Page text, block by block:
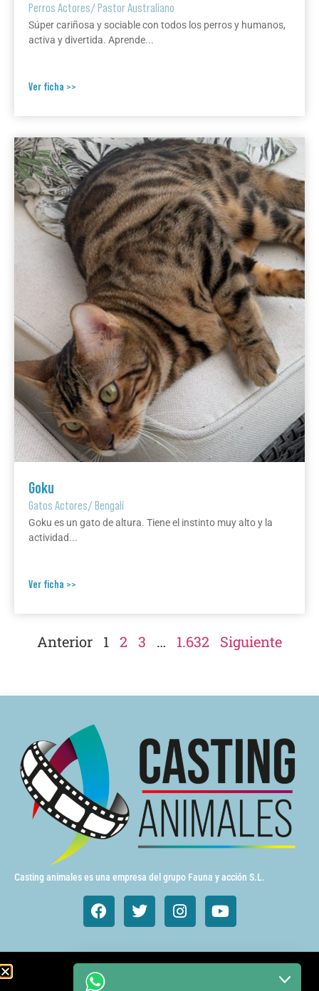
Perros Actores/Pastor Australiano
Súper cariñosa y sociable con todos los perros y humanos,
activa y divertida. Aprende...
Ver ficha >>
Goku
Gatos Actores/Bengalí
Goku es un gato de altura. Tiene el instinto muy alto y la
actividad...
Ver ficha >>
Anterior 1 2 3 … 1.632 Siguiente
Casting animales es una empresa del grupo Fauna y acción S.L.
Animales de cine y TV